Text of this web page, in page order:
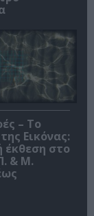
– Το
Εικόνας:
έκθεση στο
& Μ.